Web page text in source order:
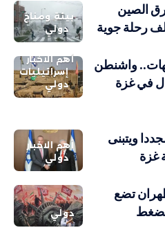
بيئة ومناخ
دولي
الصين
رحلة جوية
أهم الاخبار
إسرائيليات
دولي
لإغلاق 3 جبهات.. واشنطن
في غزة
أهم الاخبار
دولي
ويتبنى
غزة
دولي
تضع